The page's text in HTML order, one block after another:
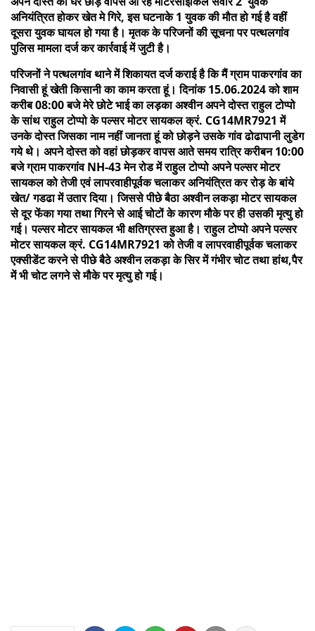
अनियंत्रित होकर खेत मे गिरे, इस घटनाके 1 युवक की मौत हो गई है वहीं
दूसरा युवक घायल हो गया है। मृतक के परिजनों की सूचना पर पत्थलगांव
पुलिस मामला दर्ज कर कार्रवाई में जुटी है।
परिजनों ने पत्थलगांव थाने में शिकायत दर्ज कराई है कि मैं ग्राम पाकरगांव का
निवासी हूं खेती किसानी का काम करता हूं। दिनांक 15.06.2024 को शाम
करीब 08:00 बजे मेरे छोटे भाई का लड़का अश्वीन अपने दोस्त राहुल टोप्पो
के सांथ राहुल टोप्पो के पल्सर मोटर सायकल क्रं. CG14MR7921 में
उनके दोस्त जिसका नाम नहीं जानता हूं को छोड़ने उसके गांव ढोढापानी लुडेग
गये थे। अपने दोस्त को वहां छोड़कर वापस आते समय रात्रि करीबन 10:00
बजे ग्राम पाकरगांव NH-43 मेन रोड में राहुल टोप्पो अपने पल्सर मोटर
सायकल को तेजी एवं लापरवाहीपूर्वक चलाकर अनियंत्रित कर रोड़ के बांये
खेत/ गडढा में उतार दिया। जिससे पीछे बैठा अश्वीन लकड़ा मोटर सायकल
से दूर फेंका गया तथा गिरने से आई चोटों के कारण मौके पर ही उसकी मृत्यु हो
गई। पल्सर मोटर सायकल भी क्षतिग्रस्त हुआ है। राहुल टोप्पो अपने पल्सर
मोटर सायकल क्रं. CG14MR7921 को तेजी व लापरवाहीपूर्वक चलाकर
एक्सीडेंट करने से पीछे बैठे अश्वीन लकड़ा के सिर में गंभीर चोट तथा हांथ,पैर
में भी चोट लगने से मौके पर मृत्यु हो गई।